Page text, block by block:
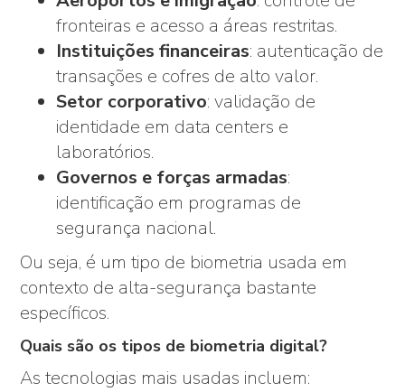
fronteiras e acesso a áreas restritas.
Instituições financeiras: autenticação de
transações e cofres de alto valor.
Setor corporativo: validação de
identidade em data centers e
laboratórios.
Governos e forças armadas:
identificação em programas de
segurança nacional.
Ou seja, é um tipo de biometria usada em
contexto de alta-segurança bastante
específicos.
Quais são os tipos de biometria digital?
As tecnologias mais usadas incluem: